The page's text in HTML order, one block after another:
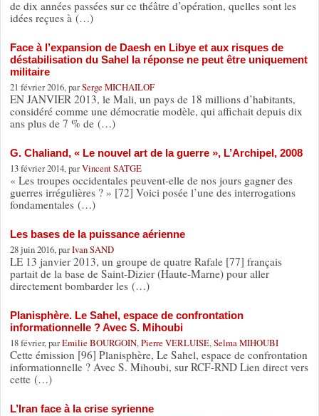
de dix années passées sur ce théâtre d’opération, quelles sont les
idées reçues à (…)
Face à l’expansion de Daesh en Libye et aux risques de
déstabilisation du Sahel la réponse ne peut être uniquement
militaire
21 février 2016, parSerge MICHAILOF
EN JANVIER 2013, le Mali, un pays de 18 millions d’habitants,
considéré comme une démocratie modèle, qui affichait depuis dix
ans plus de 7 % de (…)
G. Chaliand, « Le nouvel art de la guerre », L’Archipel, 2008
13 février 2014, parVincent SATGE
« Les troupes occidentales peuvent-elle de nos jours gagner des
guerres irrégulières ? » [72] Voici posée l’une des interrogations
fondamentales (…)
Les bases de la puissance aérienne
28 juin 2016, parIvan SAND
LE 13 janvier 2013, un groupe de quatre Rafale [77] français
partait de la base de Saint-Dizier (Haute-Marne) pour aller
directement bombarder les (…)
Planisphère. Le Sahel, espace de confrontation
informationnelle ? Avec S. Mihoubi
18 février, parEmilie BOURGOIN, Pierre VERLUISE, Selma MIHOUBI
Cette émission [96] Planisphère, Le Sahel, espace de confrontation
informationnelle ? Avec S. Mihoubi, sur RCF-RND Lien direct vers
cette (…)
L’Iran face à la crise syrienne